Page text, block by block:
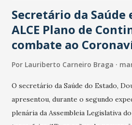
Secretário da Saúde
ALCE Plano de
combate ao
Por Lauriberto Carneiro Braga
O secretário da Saúde do Estado,
apresentou, durante o segundo
plenária da Assembleia Legislativa